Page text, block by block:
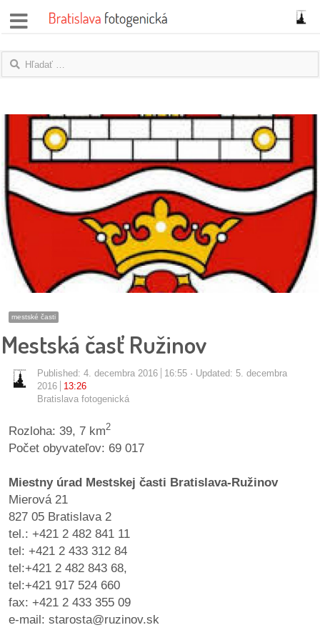
správy
názory
rozhovory
fotky
protesty
granty
kalendár
mestské
kauzy
konania
stavebné
konania
pripomienkové
mestské časti
Mestská časť Ružinov
Published: 4. decembra 2016 16:55
Updated: 5. decembra
2016
13:26
Bratislava fotogenická
Rozloha: 39, 7 km2
Počet obyvateľov: 69 017
Miestny úrad Mestskej časti Bratislava-Ružinov
Mierová 21
827 05 Bratislava 2
tel.: +421 2 482 841 11
tel: +421 2 433 312 84
tel:+421 2 482 843 68,
tel:+421 917 524 660
fax: +421 2 433 355 09
e-mail: starosta@ruzinov.sk